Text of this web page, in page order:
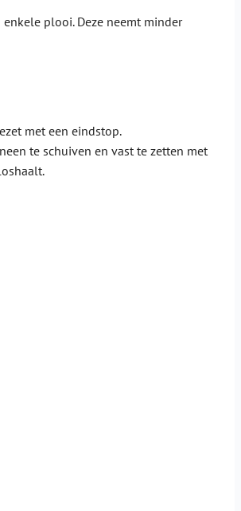
plooi. Deze neemt minder
met een eindstop.
te schuiven en vast te zetten met